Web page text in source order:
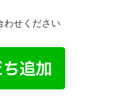
わせください